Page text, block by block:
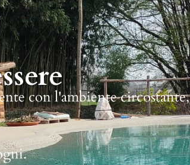
con l'ambiente circostante,